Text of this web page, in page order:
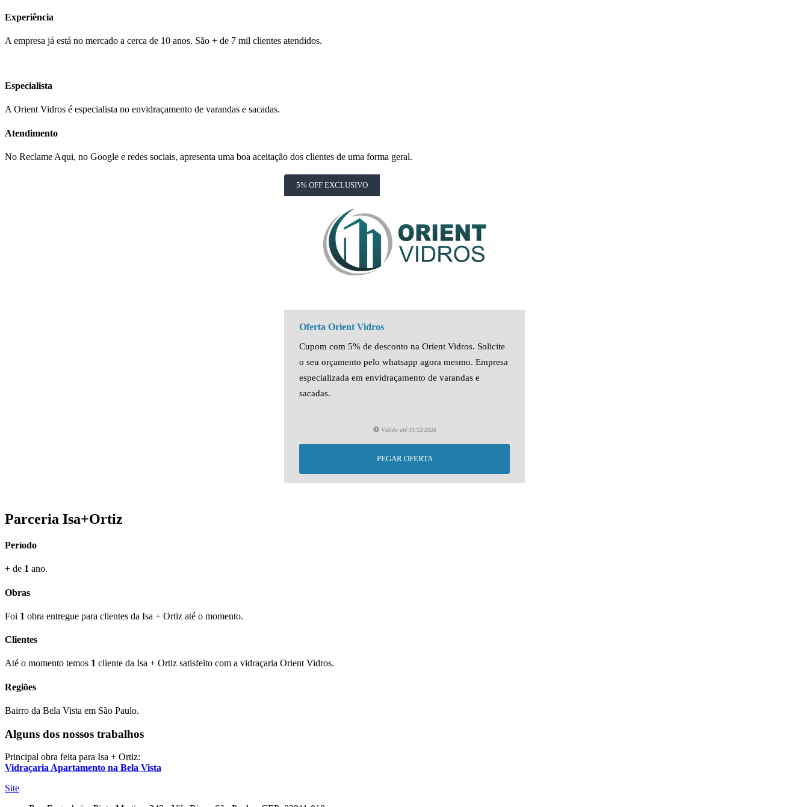
Experiência
A empresa já está no mercado a cerca de 10 anos. São + de 7 mil clientes atendidos.
Especialista
A Orient Vidros é especialista no envidraçamento de varandas e sacadas.
Atendimento
No Reclame Aqui, no Google e redes sociais, apresenta uma boa aceitação dos clientes de uma forma geral.
5% OFF EXCLUSIVO
Oferta Orient Vidros
Cupom com 5% de desconto na Orient Vidros. Solicite
o seu orçamento pelo whatsapp agora mesmo. Empresa
especializada em envidraçamento de varandas e
sacadas.
Válido até 31/12/2026
PEGAR OFERTA
Parceria Isa+Ortiz
Período
+ de 1 ano.
Obras
Foi 1 obra entregue para clientes da Isa + Ortiz até o momento.
Clientes
Até o momento temos 1 cliente da Isa + Ortiz satisfeito com a vidraçaria Orient Vidros.
Regiões
Bairro da Bela Vista em São Paulo.
Alguns dos nossos trabalhos
Principal obra feita para Isa + Ortiz:
Vidraçaria Apartamento na Bela Vista
Site